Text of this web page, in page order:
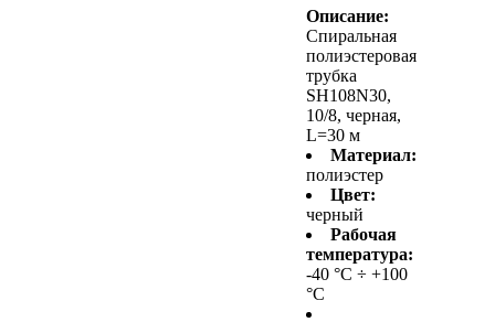
Описание:
Спиральная
полиэстеровая
трубка
SH108N30,
10/8, черная,
L=30 м
Материал:
полиэстер
Цвет:
черный
Рабочая
температура:
-40 °С ÷ +100
°С